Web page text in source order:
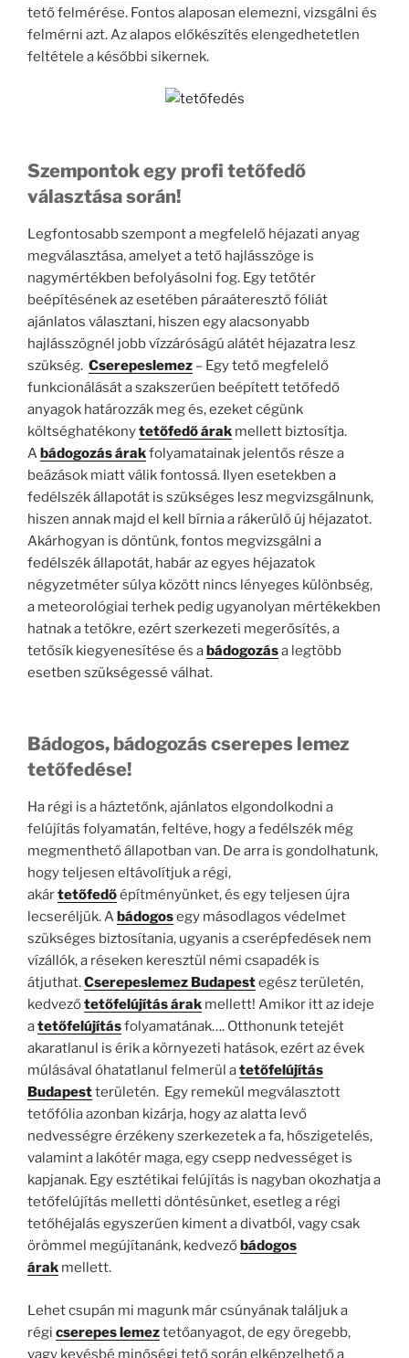
tető felmérése. Fontos alaposan elemezni, vizsgálni és
felmérni azt. Az alapos előkészítés elengedhetetlen
feltétele a későbbi sikernek.
Szempontok egy profi tetőfedő
választása során!
Legfontosabb szempont a megfelelő héjazati anyag
megválasztása, amelyet a tető hajlásszöge is
nagymértékben befolyásolni fog. Egy tetőtér
beépítésének az esetében páraáteresztő fóliát
ajánlatos választani, hiszen egy alacsonyabb
hajlásszögnél jobb vízzáróságú alátét héjazatra lesz
szükség. Cserepeslemez – Egy tető megfelelő
funkcionálását a szakszerűen beépített tetőfedő
anyagok határozzák meg és, ezeket cégünk
költséghatékonytetőfedő árak mellett biztosítja.
Abádogozás árakfolyamatainak jelentős része a
beázások miatt válik fontossá. Ilyen esetekben a
fedélszék állapotát is szükséges lesz megvizsgálnunk,
hiszen annak majd el kell bírnia a rákerülő új héjazatot.
Akárhogyan is döntünk, fontos megvizsgálni a
fedélszék állapotát, habár az egyes héjazatok
négyzetméter súlya között nincs lényeges különbség,
a meteorológiai terhek pedig ugyanolyan mértékekben
hatnak a tetőkre, ezért szerkezeti megerősítés, a
tetősík kiegyenesítése és abádogozása legtöbb
esetben szükségessé válhat.
Bádogos, bádogozás cserepes lemez
tetőfedése!
Ha régi is a háztetőnk, ajánlatos elgondolkodni a
felújítás folyamatán, feltéve, hogy a fedélszék még
megmenthető állapotban van. De arra is gondolhatunk,
hogy teljesen eltávolítjuk a régi,
akártetőfedőépítményünket, és egy teljesen újra
lecseréljük. A bádogosegy másodlagos védelmet
szükséges biztosítania, ugyanis a cserépfedések nem
vízállók, a réseken keresztül némi csapadék is
átjuthat.Cserepeslemez Budapestegész területén,
kedvezőtetőfelújítás árak mellett! Amikor itt az ideje
atetőfelújításfolyamatának…. Otthonunk tetejét
akaratlanul is érik a környezeti hatások, ezért az évek
múlásával óhatatlanul felmerül atetőfelújítás
Budapestterületén. Egy remekül megválasztott
tetőfólia azonban kizárja, hogy az alatta levő
nedvességre érzékeny szerkezetek a fa, hőszigetelés,
valamint a lakótér maga, egy csepp nedvességet is
kapjanak. Egy esztétikai felújítás is nagyban okozhatja a
tetőfelújítás melletti döntésünket, esetleg a régi
tetőhéjalás egyszerűen kiment a divatból, vagy csak
örömmel megújítanánk, kedvező bádogos
árak mellett.
Lehet csupán mi magunk már csúnyának találjuk a
régi cserepes lemeztetőanyagot, de egy öregebb,
vagy kevésbé minőségi tető során elképzelhető a